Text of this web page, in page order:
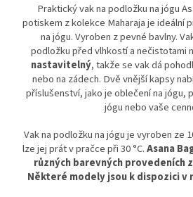
Praktický vak na podložku na jógu
potiskem z kolekce Maharaja je ideální
na jógu. Vyroben z pevné bavlny.
podložku před vlhkostí a nečistotami
nastavitelný, takže se vak dá
nebo na zádech. Dvě vnější kapsy
příslušenství, jako je oblečení na jógu,
jógu nebo vaše
Vak na podložku na jógu je vyroben ze
lze jej prát v pračce při 30 °C.Asana
různých barevných provedeních
Některé modely jsou k dispozici v